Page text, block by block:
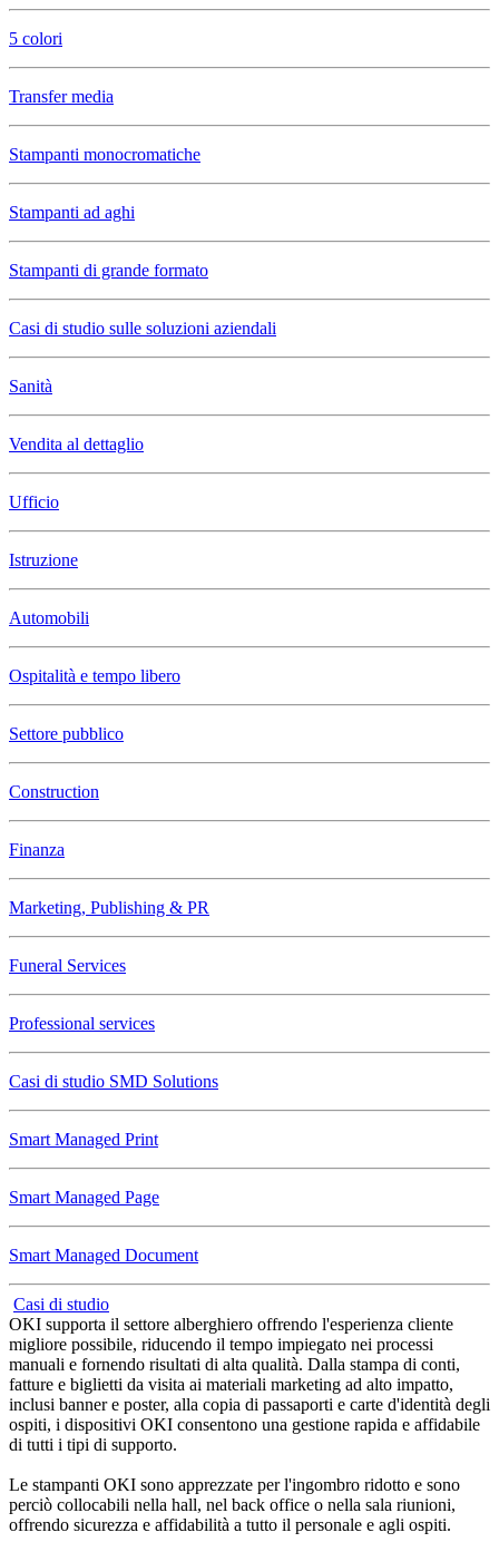
5 colori
Transfer media
Stampanti monocromatiche
Stampanti ad aghi
Stampanti di grande formato
Casi di studio sulle soluzioni aziendali
Sanità
Vendita al dettaglio
Ufficio
Istruzione
Automobili
Ospitalità e tempo libero
Settore pubblico
Construction
Finanza
Marketing, Publishing & PR
Funeral Services
Professional services
Casi di studio SMD Solutions
Smart Managed Print
Smart Managed Page
Smart Managed Document
Casi di studio
OKI supporta il settore alberghiero offrendo l'esperienza cliente
migliore possibile, riducendo il tempo impiegato nei processi
manuali e fornendo risultati di alta qualità. Dalla stampa di conti,
fatture e biglietti da visita ai materiali marketing ad alto impatto,
inclusi banner e poster, alla copia di passaporti e carte d'identità degli
ospiti, i dispositivi OKI consentono una gestione rapida e affidabile
di tutti i tipi di supporto.
Le stampanti OKI sono apprezzate per l'ingombro ridotto e sono
perciò collocabili nella hall, nel back office o nella sala riunioni,
offrendo sicurezza e affidabilità a tutto il personale e agli ospiti.